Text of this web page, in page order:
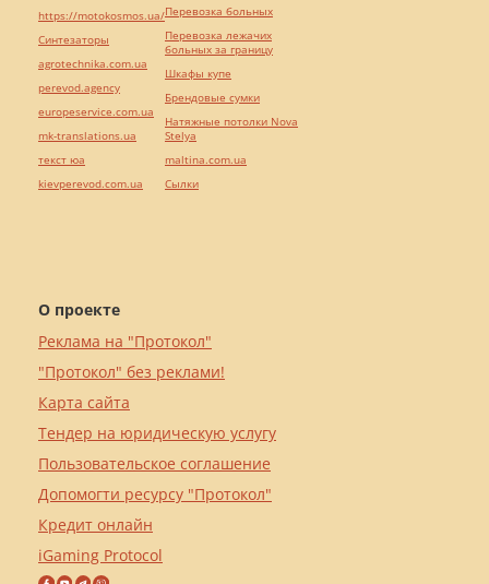
О проекте
Реклама на "Протокол"
"Протокол" без реклами!
Карта сайта
Тендер на юридическую услугу
Пользовательское соглашение
Допомогти ресурсу "Протокол"
Кредит онлайн
iGaming Protocol
https://motokosmos.ua/
Синтезаторы
agrotechnika.com.ua
perevod.agency
europeservice.com.ua
mk-translations.ua
текст юа
kievperevod.com.ua
Перевозка больных
Перевозка лежачих
больных за границу
Шкафы купе
Брендовые сумки
Натяжные потолки Nova
Stelya
maltina.com.ua
Cылки